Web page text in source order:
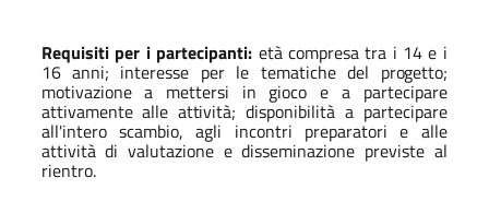
Requisiti per i partecipanti: età compresa tra i 14 e i
16anni;interesse per le tematiche del progetto;
motivazione a mettersi in gioco e a partecipare
attivamente alle attività; disponibilità a partecipare
all'intero scambio, agli incontri preparatori e alle
attività di valutazione e disseminazione previste al
rientro.